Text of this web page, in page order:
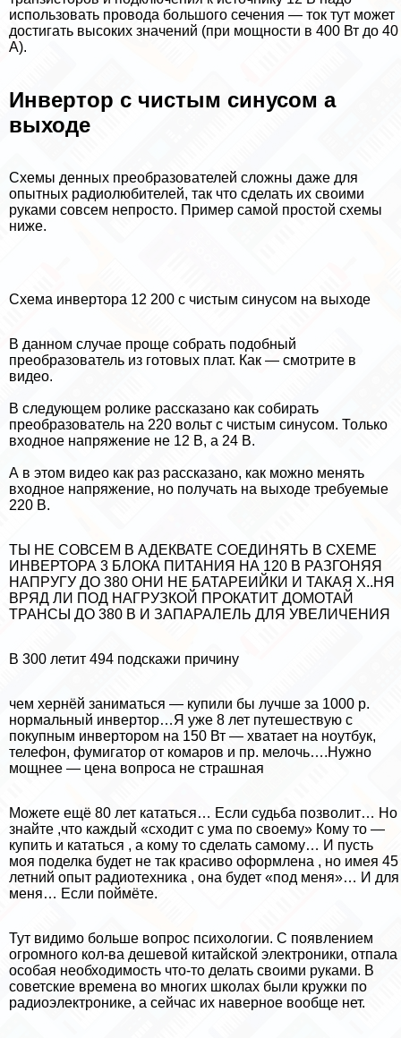
использовать провода большого сечения — ток тут может
достигать высоких значений (при мощности в 400 Вт до 40
А).
Инвертор с чистым синусом а
выходе
Схемы денных преобразователей сложны даже для
опытных радиолюбителей, так что сделать их своими
руками совсем непросто. Пример самой простой схемы
ниже.
Схема инвертора 12 200 с чистым синусом на выходе
В данном случае проще собрать подобный
преобразователь из готовых плат. Как — смотрите в
видео.
В следующем ролике рассказано как собирать
преобразователь на 220 вольт с чистым синусом. Только
входное напряжение не 12 В, а 24 В.
А в этом видео как раз рассказано, как можно менять
входное напряжение, но получать на выходе требуемые
220 В.
ТЫ НЕ СОВСЕМ В АДЕКВАТЕ СОЕДИНЯТЬ В СХЕМЕ
ИНВЕРТОРА 3 БЛОКА ПИТАНИЯ НА 120 В РАЗГОНЯЯ
НАПРУГУ ДО 380 ОНИ НЕ БАТАРЕИЙКИ И ТАКАЯ Х..НЯ
ВРЯД ЛИ ПОД НАГРУЗКОЙ ПРОКАТИТ ДОМОТАЙ
ТРАНСЫ ДО 380 В И ЗАПАРАЛЕЛЬ ДЛЯ УВЕЛИЧЕНИЯ
В 300 летит 494 подскажи причину
чем хернёй заниматься — купили бы лучше за 1000 р.
нормальный инвертор…Я уже 8 лет путешествую с
покупным инвертором на 150 Вт — хватает на ноутбук,
телефон, фумигатор от комаров и пр. мелочь….Нужно
мощнее — цена вопроса не страшная
Можете ещё 80 лет кататься… Если судьба позволит… Но
знайте ,что каждый «сходит с ума по своему» Кому то —
купить и кататься , а кому то сделать самому… И пусть
моя поделка будет не так красиво оформлена , но имея 45
летний опыт радиотехника , она будет «под меня»… И для
меня… Если поймёте.
Тут видимо больше вопрос психологии. С появлением
огромного кол-ва дешевой китайской электроники, отпала
особая необходимость что-то делать своими руками. В
советские времена во многих школах были кружки по
радиоэлектронике, а сейчас их наверное вообще нет.